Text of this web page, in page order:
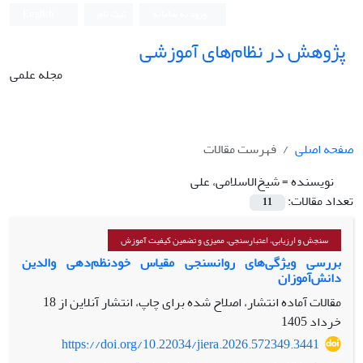
پژوهش در نظام‌های آموزشی
مجله علمی
صفحه اصلی
فهرست مقالات
نویسنده =شیخ‌الاسلامی، علی
تعداد مقالات:
11
سنجش و ارزیابی، اعتبارسنجی، ممیزی و تضمین کیفیت آموزش
بررسی ویژگی‌های روانسنجی مقیاس خودنظم‌دهی والدین
دانش‌آموزان
مقالات آماده انتشار، اصلاح شده برای چاپ، انتشار آنلاین از18
خرداد 1405
https://doi.org/10.22034/jiera.2026.572349.3441